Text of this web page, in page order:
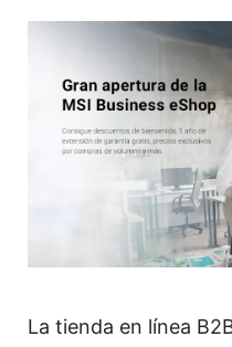
La tienda en línea